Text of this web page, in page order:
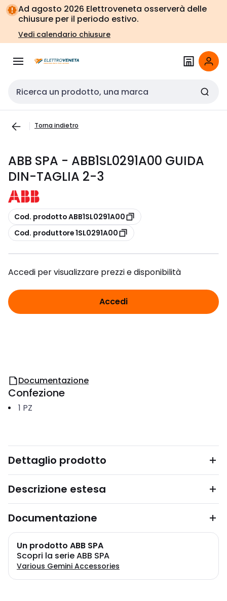
Vai alla
navigazione
Vai
alla
pagina
Ad agosto 2026 Elettroveneta osserverà delle
chiusure per il periodo estivo.
Vedi calendario chiusure
Cerca input
Torna indietro
ABB SPA - ABB1SL0291A00 GUIDA
DIN-TAGLIA 2-3
copia
Cod. prodotto ABB1SL0291A00
copia
Cod. produttore 1SL0291A00
Accedi per visualizzare prezzi e disponibilità
Accedi
Documentazione
Confezione
1 PZ
Dettaglio prodotto
Descrizione estesa
Documentazione
Un prodotto ABB SPA
Scopri la serie ABB SPA
Various Gemini Accessories